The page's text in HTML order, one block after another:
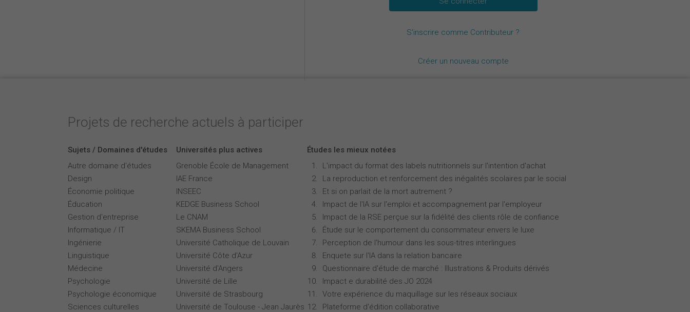
S'inscrire comme Contributeur ?
Créer un nouveau compte
Projets de recherche actuels à participer
Sujets / Domaines d'études
Autre domaine d'études
Design
Économie politique
Éducation
Gestion d'entreprise
Informatique / IT
Ingénierie
Linguistique
Médecine
Psychologie
Psychologie économique
Sciences culturelles
Universités plus actives
Grenoble École de Management
IAE France
INSEEC
KEDGE Business School
Le CNAM
SKEMA Business School
Université Catholique de Louvain
Université Côte d'Azur
Université d'Angers
Université de Lille
Université de Strasbourg
Université de Toulouse - Jean Jaurès
Études les mieux notées
L'impact du format des labels nutritionnels sur l'intention d'achat
La reproduction et renforcement des inégalités scolaires par le social
Et si on parlait de la mort autrement ?
Impact de l'IA sur l'emploi et accompagnement par l'employeur
Impact de la RSE perçue sur la fidélité des clients rôle de confiance
Étude sur le comportement du consommateur envers le luxe
Perception de l'humour dans les sous-titres interlingues
Enquete sur l'IA dans la relation bancaire
Questionnaire d'étude de marché : Illustrations & Produits dérivés
Impact e durabilité des JO 2024
Votre expérience du maquillage sur les réseaux sociaux
Plateforme d'édition collaborative